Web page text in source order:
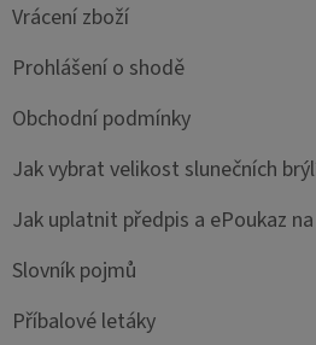
Vrácení zboží
Prohlášení o shodě
Obchodní podmínky
Jak vybrat velikost slunečních
Jak uplatnit předpis a ePoukaz
Slovník pojmů
Příbalové letáky